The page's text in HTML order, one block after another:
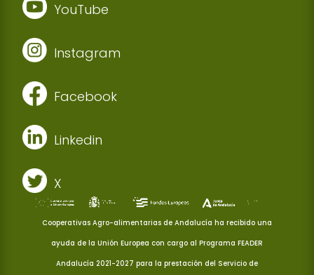
YouTube
Instagram
Facebook
Linkedin
X
Cooperativas Agro-alimentarias de Andalucía ha recibido una
ayuda de la Unión Europea con cargo al Programa FEADER
Andalucía 2021-2027 para la prestación del Servicio de